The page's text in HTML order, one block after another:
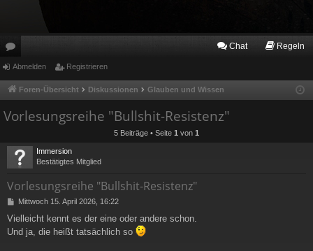
or
en
Chat Regeln
Abmelden Registrieren
Foren-Übersicht Diskussionen Glauben und Wissen
Vorlesungsreihe "Bullshit-Resistenz"
5 Beiträge • Seite 1 von 1
Immersion
Bestätigtes Mitglied
Vorlesungsreihe "Bullshit-Resistenz"
B
i
t
Mittwoch 15. April 2026, 16:22
Vielleicht kennt es der eine oder andere schon.
Und ja, die heißt tatsächlich so